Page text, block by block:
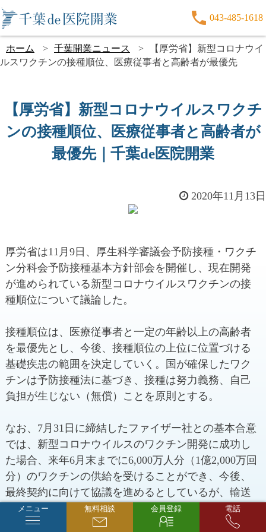
043-485-1618
ホーム 千葉開業ニュース
【厚労省】新型コロナウイ
ルスワクチンの接種順位、医療従事者と高齢者が最優先
【厚労省】新型コロナウイルスワクチ
ンの接種順位、医療従事者と高齢者が
最優先｜千葉de医院開業
2020年11月13日
厚労省は11月9日、厚生科学審議会予防接種・ワクチ
ン分科会予防接種基本方針部会を開催し、現在開発
が進められている新型コロナウイルスワクチンの接
種順位について議論した。
接種順位は、医療従事者と一定の年齢以上の高齢者
を最優先とし、今後、接種順位の上位に位置づける
基礎疾患の範囲を決定していく。国が確保したワク
チンは予防接種法に基づき、接種は努力義務、自己
負担が生じない（無償）ことを原則とする。
なお、7月31日に締結したファイザー社との基本合意
では、新型コロナウイルスのワクチン開発に成功し
た場合、来年6月末までに6,000万人分（1億2,000万回
分）のワクチンの供給を受けることができ、今後、
最終契約に向けて協議を進めるとしているが、輸送
方法や保管場所などの課題が山積している。
メニュー 無料相談 会員登録 電話